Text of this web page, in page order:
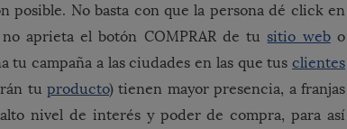
posible. No basta con que la persona dé click en
aprieta el botón COMPRAR de tu sitio webo
campaña a las ciudades en las que tus clientes
tu producto) tienen mayor presencia, a franjas
nivel de interés y poder de compra, para así